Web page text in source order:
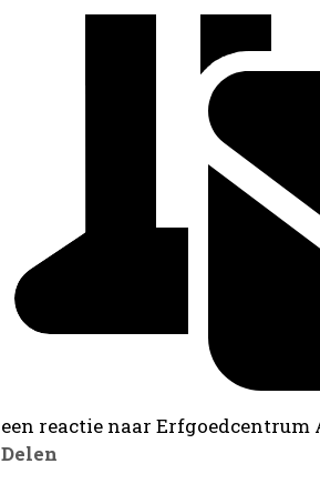
een reactie naar
Delen